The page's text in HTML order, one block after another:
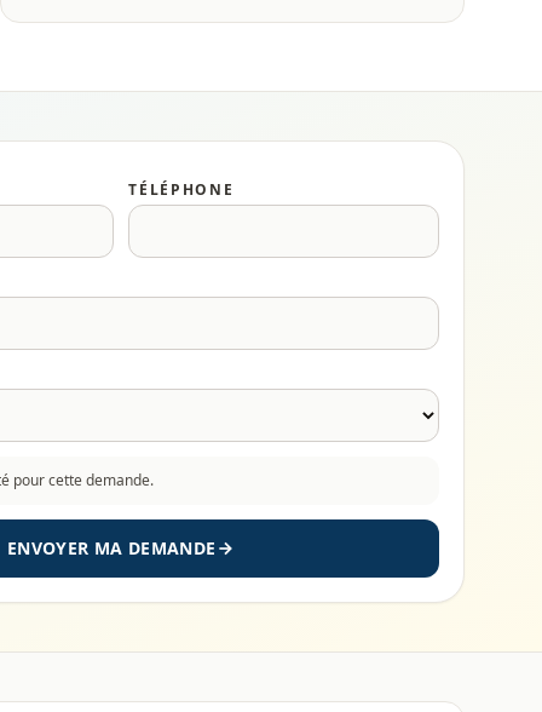
TÉLÉPHONE
pour cette demande.
ENVOYER MA DEMANDE